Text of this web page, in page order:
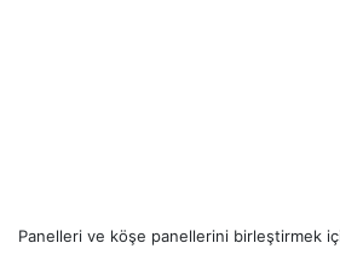
Panelleri ve köşe panellerini birleştirmek